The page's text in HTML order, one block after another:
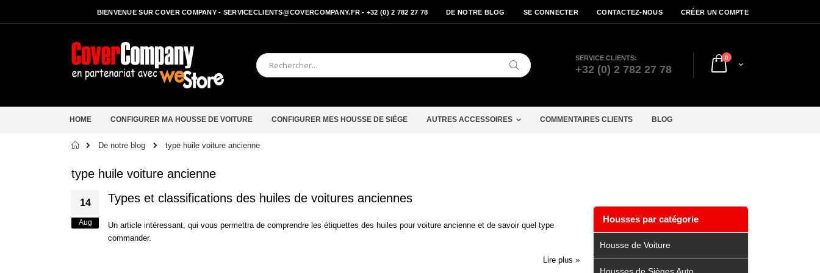
BIENVENUE SUR COVER COMPANY - SERVICECLIENTS@COVERCOMPANY.FR - +32 (0) 2 782 27 78 DE NOTRE BLOG SE CONNECTER CONTACTEZ-NOUS CRÉER UN COMPTE
Cart
0articles
Chercher
SERVICE CLIENTS:
+32 (0) 2 782 27 78
HOME CONFIGURER MA HOUSSE DE VOITURE CONFIGURER MES HOUSSE DE SIÉGE AUTRES ACCESSOIRES COMMENTAIRES CLIENTS BLOG
Accueil
De notre blog type huile voiture ancienne
type huile voiture ancienne
14
Aug
Types et classifications des huiles de voitures anciennes
Un article intéressant, qui vous permettra de comprendre les étiquettes des huiles pour voiture ancienne et de savoir quel type
commander.
Lire plus »
Housses par catégorie
Housse de Voiture